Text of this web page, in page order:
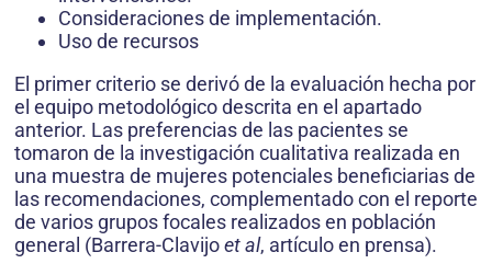
Consideraciones de implementación.
Uso de recursos
El primer criterio se derivó de la evaluación hecha por
el equipo metodológico descrita en el apartado
anterior. Las preferencias de las pacientes se
tomaron de la investigación cualitativa realizada en
una muestra de mujeres potenciales beneficiarias de
las recomendaciones, complementado con el reporte
de varios grupos focales realizados en población
general (Barrera-Clavijoet al, artículo en prensa).